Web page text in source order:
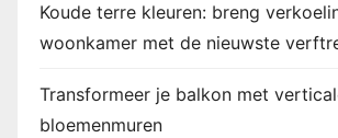
Koude terre kleuren: breng
woonkamer met de nieuwste
Transformeer je balkon met
bloemenmuren